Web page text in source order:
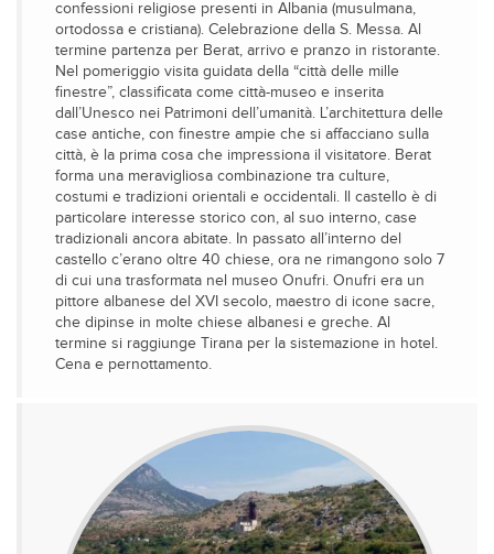
confessioni religiose presenti in Albania (musulmana,
ortodossa e cristiana). Celebrazione della S. Messa. Al
termine partenza per Berat, arrivo e pranzo in ristorante.
Nel pomeriggio visita guidata della “città delle mille
finestre”, classificata come città-museo e inserita
dall’Unesco nei Patrimoni dell’umanità. L’architettura delle
case antiche, con finestre ampie che si affacciano sulla
città, è la prima cosa che impressiona il visitatore. Berat
forma una meravigliosa combinazione tra culture,
costumi e tradizioni orientali e occidentali. Il castello è di
particolare interesse storico con, al suo interno, case
tradizionali ancora abitate. In passato all’interno del
castello c’erano oltre 40 chiese, ora ne rimangono solo 7
di cui una trasformata nel museo Onufri. Onufri era un
pittore albanese del XVI secolo, maestro di icone sacre,
che dipinse in molte chiese albanesi e greche. Al
termine si raggiunge Tirana per la sistemazione in hotel.
Cena e pernottamento.